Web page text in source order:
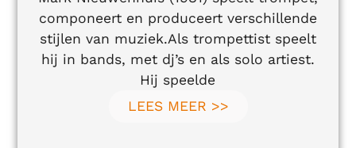
componeert en produceert verschillende
stijlen van muziek.Als trompettist speelt
hij in bands, met dj’s en als solo artiest.
Hij speelde
LEES MEER >>